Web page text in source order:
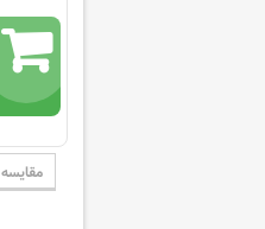
مقایسه